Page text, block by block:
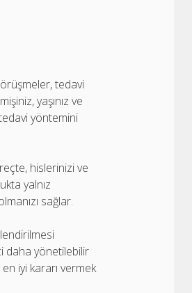
tedavi
yaşınız ve
yöntemini
hislerinizi ve
yalnız
sağlar.
daha yönetilebilir
iyi kararı vermek